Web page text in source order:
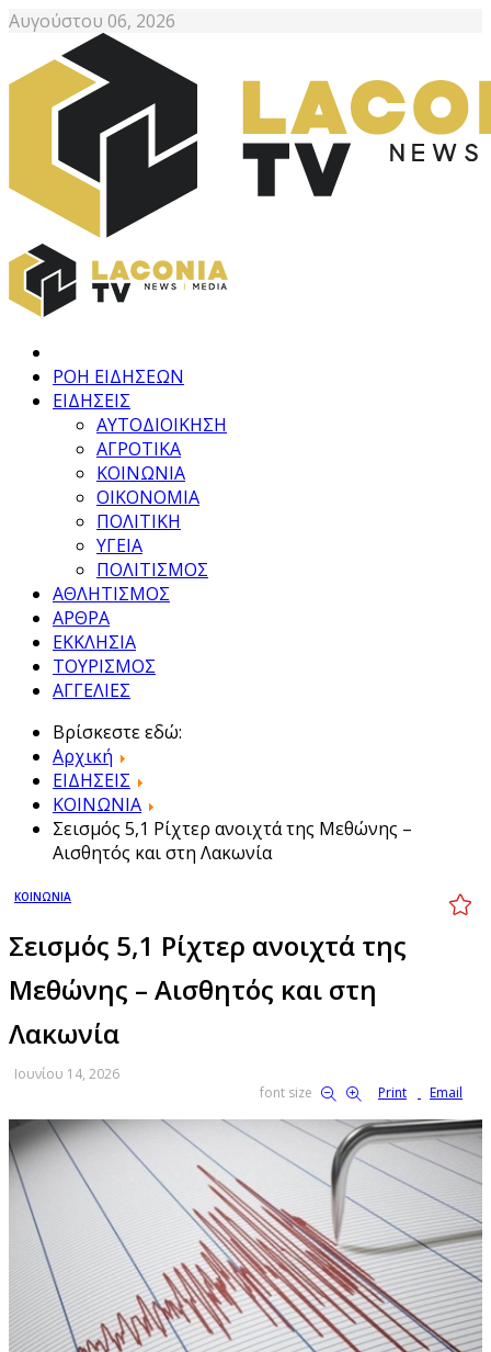
Αυγούστου 06, 2026
ΡΟΗ ΕΙΔΗΣΕΩΝ
ΕΙΔΗΣΕΙΣ
ΑΥΤΟΔΙΟΙΚΗΣΗ
ΑΓΡΟΤΙΚΑ
ΚΟΙΝΩΝΙΑ
ΟΙΚΟΝΟΜΙΑ
ΠΟΛΙΤΙΚΗ
ΥΓΕΙΑ
ΠΟΛΙΤΙΣΜΟΣ
ΑΘΛΗΤΙΣΜΟΣ
ΑΡΘΡΑ
ΕΚΚΛΗΣΙΑ
ΤΟΥΡΙΣΜΟΣ
ΑΓΓΕΛΙΕΣ
Βρίσκεστε εδώ:
Αρχική
ΕΙΔΗΣΕΙΣ
ΚΟΙΝΩΝΙΑ
Σεισμός 5,1 Ρίχτερ ανοιχτά της Μεθώνης –
Αισθητός και στη Λακωνία
ΚΟΙΝΩΝΙΑ
Σεισμός 5,1 Ρίχτερ ανοιχτά της
Μεθώνης – Αισθητός και στη
Λακωνία
Ιουνίου 14, 2026
font size
Print Email